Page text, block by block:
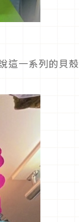
這一系列的貝殼